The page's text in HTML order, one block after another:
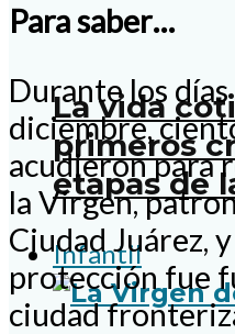
La vida
primeros
etapas de
Infantil
Para saber…
Durante los
diciembre,
acudieron para
la Virgen,
Ciudad Juárez,
protección fue
ciudad